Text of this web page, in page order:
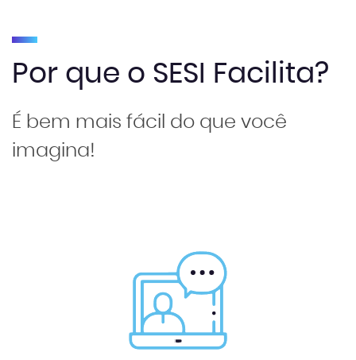
Por que o SESI Facilita?
É bem mais fácil do que você
imagina!